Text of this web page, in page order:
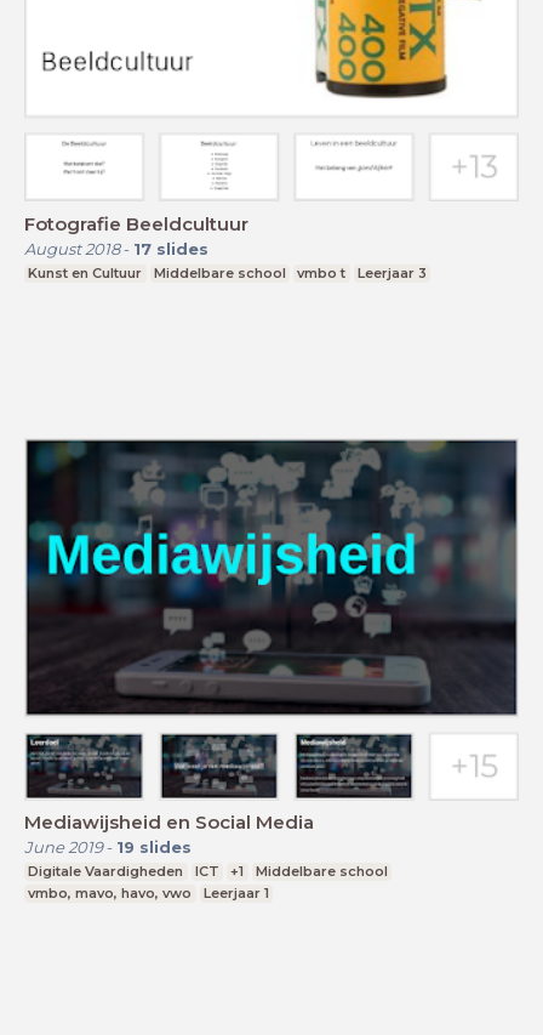
Fotografie Beeldcultuur
August 2018- 17 slides
Kunst en Cultuur Middelbare school vmbo t Leerjaar 3
Mediawijsheid en Social Media
June 2019- 19 slides
Digitale Vaardigheden ICT +1
Middelbare school
vmbo, mavo, havo, vwo
Leerjaar 1